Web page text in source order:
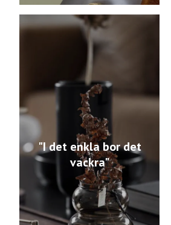
"I det enkla bor det
vackra"